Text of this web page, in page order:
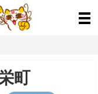
町